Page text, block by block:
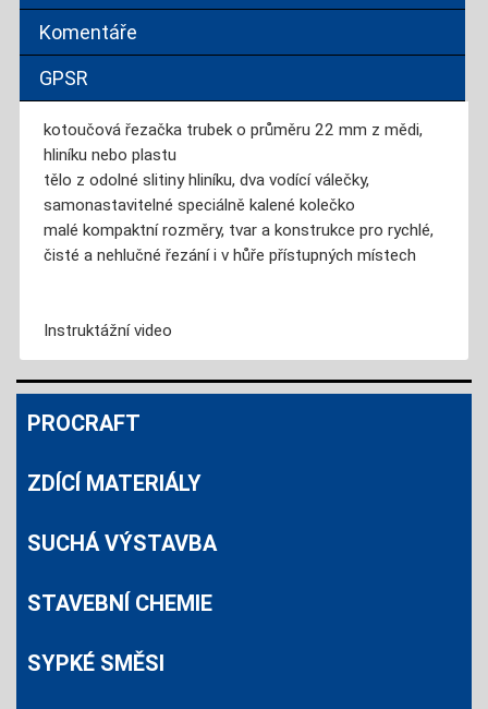
Komentáře
GPSR
kotoučová řezačka trubek o průměru 22 mm z mědi,
hliníku nebo plastu
tělo z odolné slitiny hliníku, dva vodící válečky,
samonastavitelné speciálně kalené kolečko
malé kompaktní rozměry, tvar a konstrukce pro rychlé,
čisté a nehlučné řezání i v hůře přístupných místech
Instruktážní video
PROCRAFT
ZDÍCÍ MATERIÁLY
SUCHÁ VÝSTAVBA
STAVEBNÍ CHEMIE
SYPKÉ SMĚSI